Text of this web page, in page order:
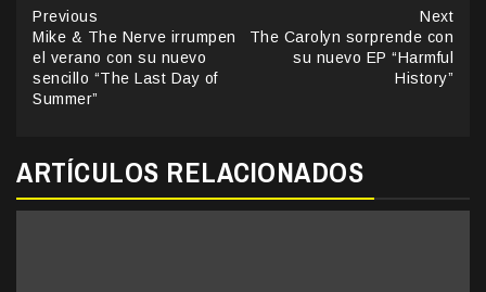
Continue
Reading
Previous
Mike & The Nerve irrumpen
el verano con su nuevo
sencillo “The Last Day of
Summer”
Next
The Carolyn sorprende con
su nuevo EP “Harmful
History”
ARTÍCULOS RELACIONADOS